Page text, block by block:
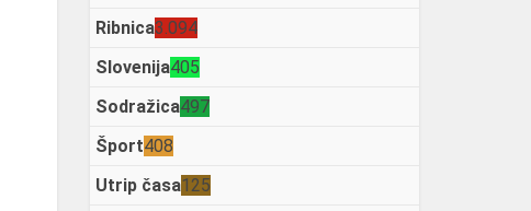
Ribnica3.094
Slovenija405
Sodražica497
Šport408
Utrip časa125